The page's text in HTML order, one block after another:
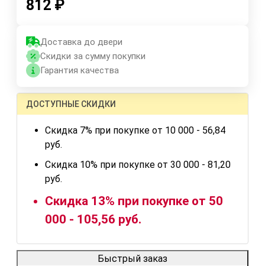
812 ₽
Доставка до двери
Скидки за сумму покупки
Гарантия качества
ДОСТУПНЫЕ СКИДКИ
Скидка 7% при покупке от 10 000 - 56,84
руб.
Скидка 10% при покупке от 30 000 - 81,20
руб.
Скидка 13% при покупке от 50
000 - 105,56 руб.
Быстрый заказ